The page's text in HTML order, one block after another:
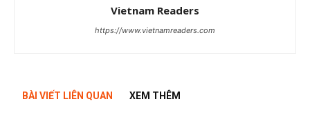
Vietnam Readers
https://www.vietnamreaders.com
BÀI VIẾT LIÊN QUAN XEM THÊM